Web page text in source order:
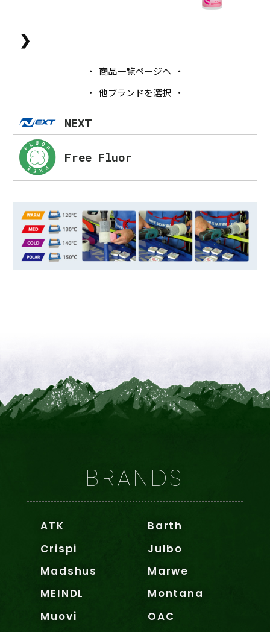
❯
商品一覧ページへ
他ブランドを選択
NEXT
Free Fluor
BRANDS
ATK
Barth
Crispi
Julbo
Madshus
Marwe
MEINDL
Montana
Muovi
OAC